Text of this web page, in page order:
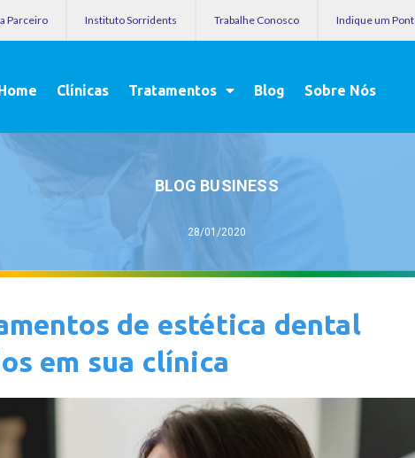
Parceiro Instituto Sorridents Trabalhe Conosco Indique um
Clínicas Tratamentos Blog Sobre Nós
BLOG BUSINESS
28/01/2020
de estética dental
em sua clínica